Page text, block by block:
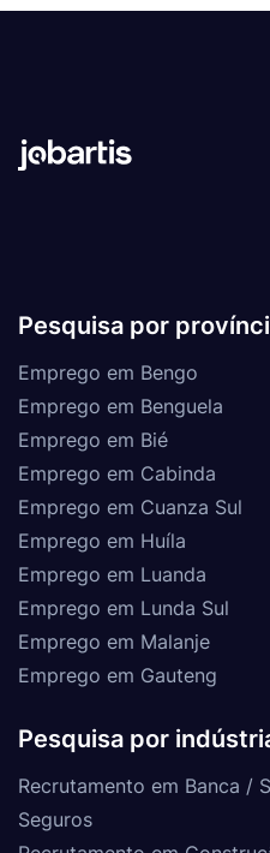
Pesquisa por
Emprego em Bengo
Emprego em Benguela
Emprego em Bié
Emprego em Cabinda
Emprego em Cuanza Sul
Emprego em Huíla
Emprego em Luanda
Emprego em Lunda Sul
Emprego em Malanje
Emprego em Gauteng
Pesquisa por
Recrutamento em Banca /
Seguros